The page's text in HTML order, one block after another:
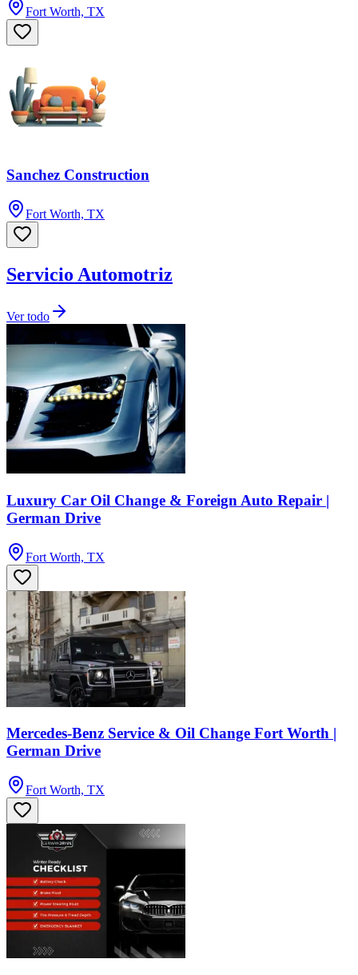
Fort Worth, TX
Sanchez Construction
Fort Worth, TX
Servicio Automotriz
Ver todo
Luxury Car Oil Change & Foreign Auto Repair |
German Drive
Fort Worth, TX
Mercedes-Benz Service & Oil Change Fort Worth |
German Drive
Fort Worth, TX